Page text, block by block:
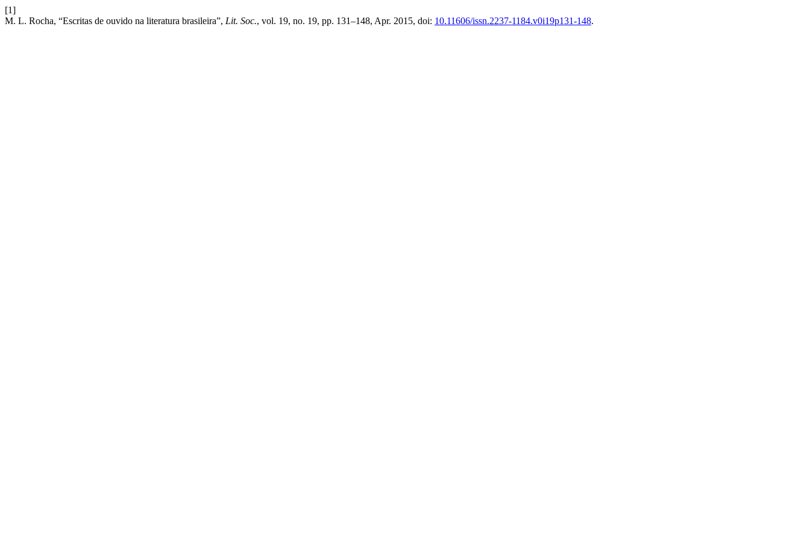
[1]
M. L. Rocha, “Escritas de ouvido na literatura brasileira”, Lit. Soc., vol. 19, no. 19, pp. 131–148, Apr. 2015, doi: 10.11606/issn.2237-1184.v0i19p131-148.